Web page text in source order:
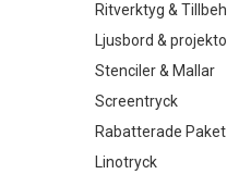
Ritverktyg &
Ljusbord &
Stenciler & Mallar
Screentryck
Rabatterade Paket
Linotryck